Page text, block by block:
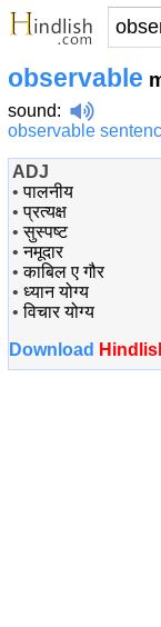
observable
sound:
observable
ADJ
•पालनीय
•प्रत्यक्ष
•सुस्पष्ट
•नमूदार
•काबिल ए गौर
• ध्यान योग्य
•विचार योग्य
Download